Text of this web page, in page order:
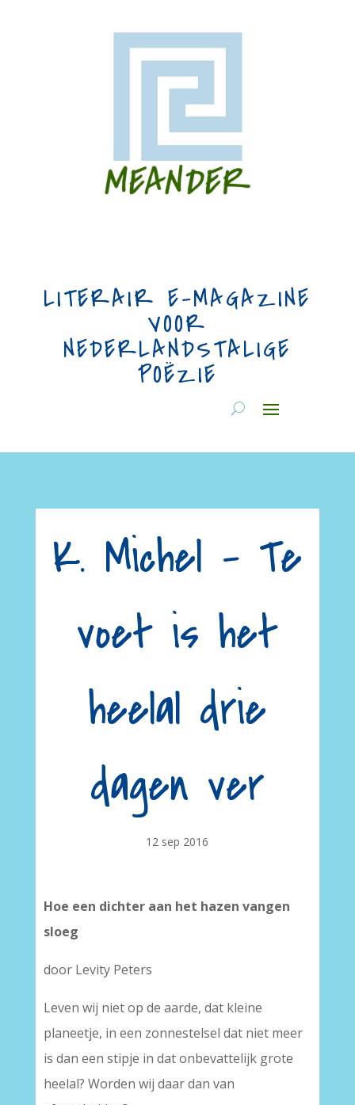
LITERAIR E-MAGAZINE
VOOR
NEDERLANDSTALIGE
POËZIE
K. Michel – Te
voet is het
heelal drie
dagen ver
12 sep 2016
Hoe een dichter aan het hazen vangen
sloeg
door Levity Peters
Leven wij niet op de aarde, dat kleine
planeetje, in een zonnestelsel dat niet meer
is dan een stipje in dat onbevattelijk grote
heelal? Worden wij daar dan van